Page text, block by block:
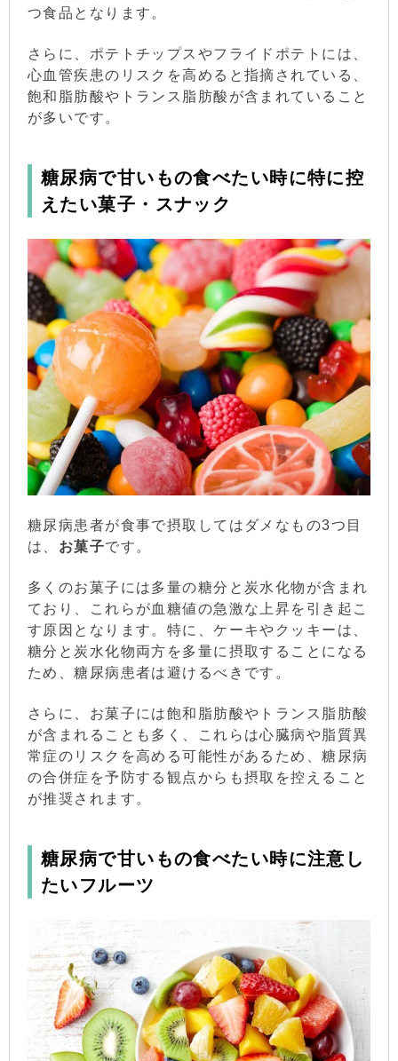
つ食品となります。
さらに、ポテトチップスやフライドポテトには、
心血管疾患のリスクを高めると指摘されている、
飽和脂肪酸やトランス脂肪酸が含まれていること
が多いです。
糖尿病で甘いもの食べたい時に特に控
えたい菓子・スナック
糖尿病患者が食事で摂取してはダメなもの3つ目
は、 お菓子です。
多くのお菓子には多量の糖分と炭水化物が含まれ
ており、これらが血糖値の急激な上昇を引き起こ
す原因となります。特に、ケーキやクッキーは、
糖分と炭水化物両方を多量に摂取することになる
ため、糖尿病患者は避けるべきです。
さらに、お菓子には飽和脂肪酸やトランス脂肪酸
が含まれることも多く、これらは心臓病や脂質異
常症のリスクを高める可能性があるため、糖尿病
の合併症を予防する観点からも摂取を控えること
が推奨されます。
糖尿病で甘いもの食べたい時に注意し
たいフルーツ